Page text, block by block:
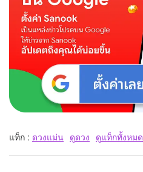
แท็ก : ดวงแม่น ดูดวง ดูแท็กทั้งหมด